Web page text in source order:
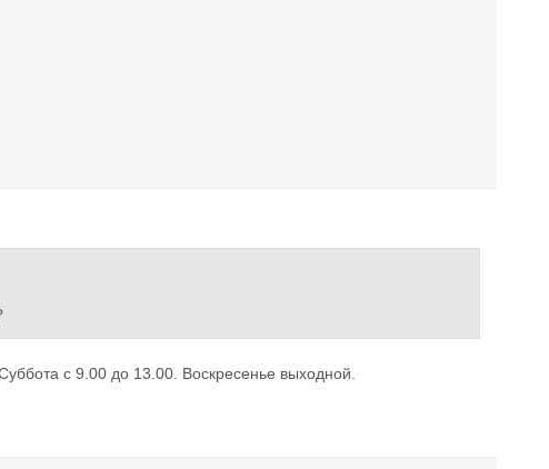
с 9.00 до 13.00. Воскресенье выходной.